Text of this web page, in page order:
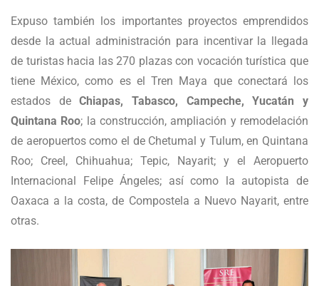
Expuso también los importantes proyectos emprendidos
desde la actual administración para incentivar la llegada
de turistas hacia las 270 plazas con vocación turística que
tiene México, como es el Tren Maya que conectará los
estados deChiapas, Tabasco, Campeche, Yucatán y
Quintana Roo; la construcción, ampliación y remodelación
de aeropuertos como el de Chetumal y Tulum, en Quintana
Roo; Creel, Chihuahua; Tepic, Nayarit; y el Aeropuerto
Internacional Felipe Ángeles; así como la autopista de
Oaxaca a la costa, de Compostela a Nuevo Nayarit, entre
otras.